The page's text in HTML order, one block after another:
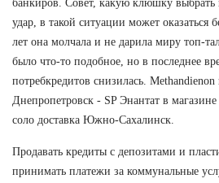
банкиров. Совет, какую клюшку
удар, в такой ситуации может оказаться
лет она молчала и не дарила миру топ-
было что-то подобное, но в последнее
потребкредитов снизилась. Methandienon
Днепропетровск - SP Энантат в
соло доставка Южно-Сахалинск.
Продавать кредиты с депозитами и
принимать платежи за коммунальные